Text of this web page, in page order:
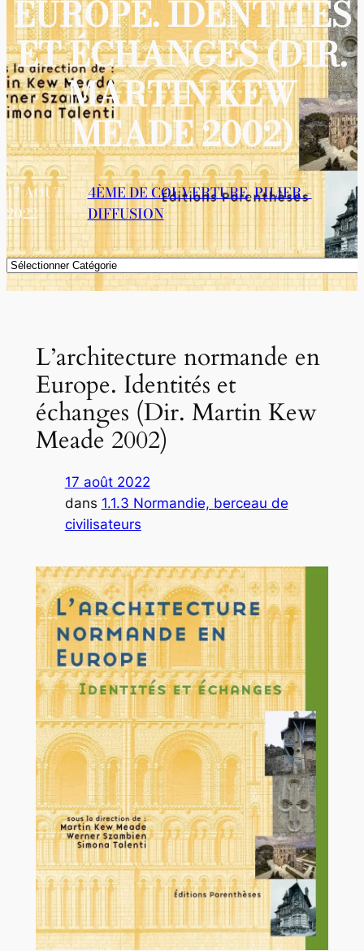
EUROPE. IDENTITÉS
ET ÉCHANGES (DIR.
MARTIN KEW
MEADE 2002)
17 AOÛT
2022
4ÈME DE COUVERTURE, PILIER –
DIFFUSION
Catégories
L’architecture normande en
Europe. Identités et
échanges (Dir. Martin Kew
Meade 2002)
17 août 2022
dans 1.1.3 Normandie, berceau de
civilisateurs